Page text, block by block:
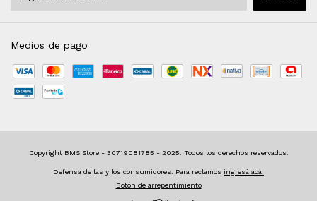
Medios de pago
Defensa de las y los consumidores. Para reclamos ingresá acá.
Botón de arrepentimiento